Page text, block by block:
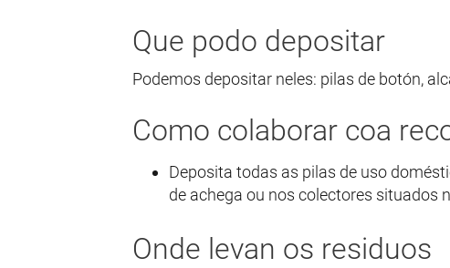
Que podo depositar
Podemos depositar neles: pilas de botón,
Como colaborar coa
Deposita todas as pilas de uso
de achega ou nos colectores situados
Onde levan os residuos